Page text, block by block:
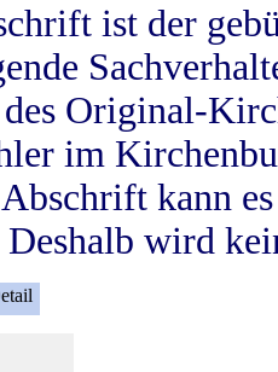
ist der
Original-
im
kann
Deshalb wird